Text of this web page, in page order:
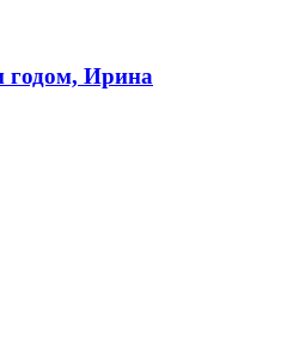
годом, Ирина